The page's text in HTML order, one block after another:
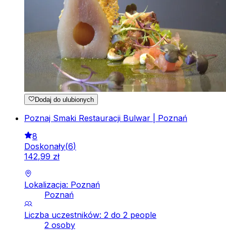
Dodaj do ulubionych
Poznaj Smaki Restauracji Bulwar | Poznań
8
Doskonały(6)
142,99 zł
Lokalizacja: Poznań
Poznań
Liczba uczestników: 2 do 2 people
2 osoby